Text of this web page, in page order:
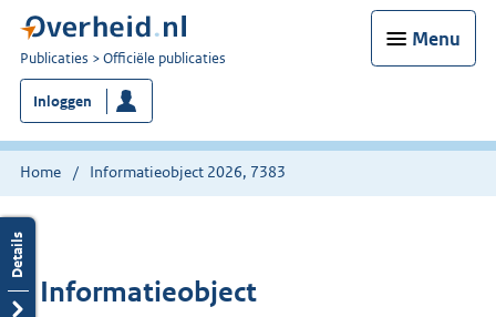
Menu
U
bent
nu
hier:
Publicaties Officiële publicaties
Inloggen
Home Informatieobject 2026, 7383
Informatieobject